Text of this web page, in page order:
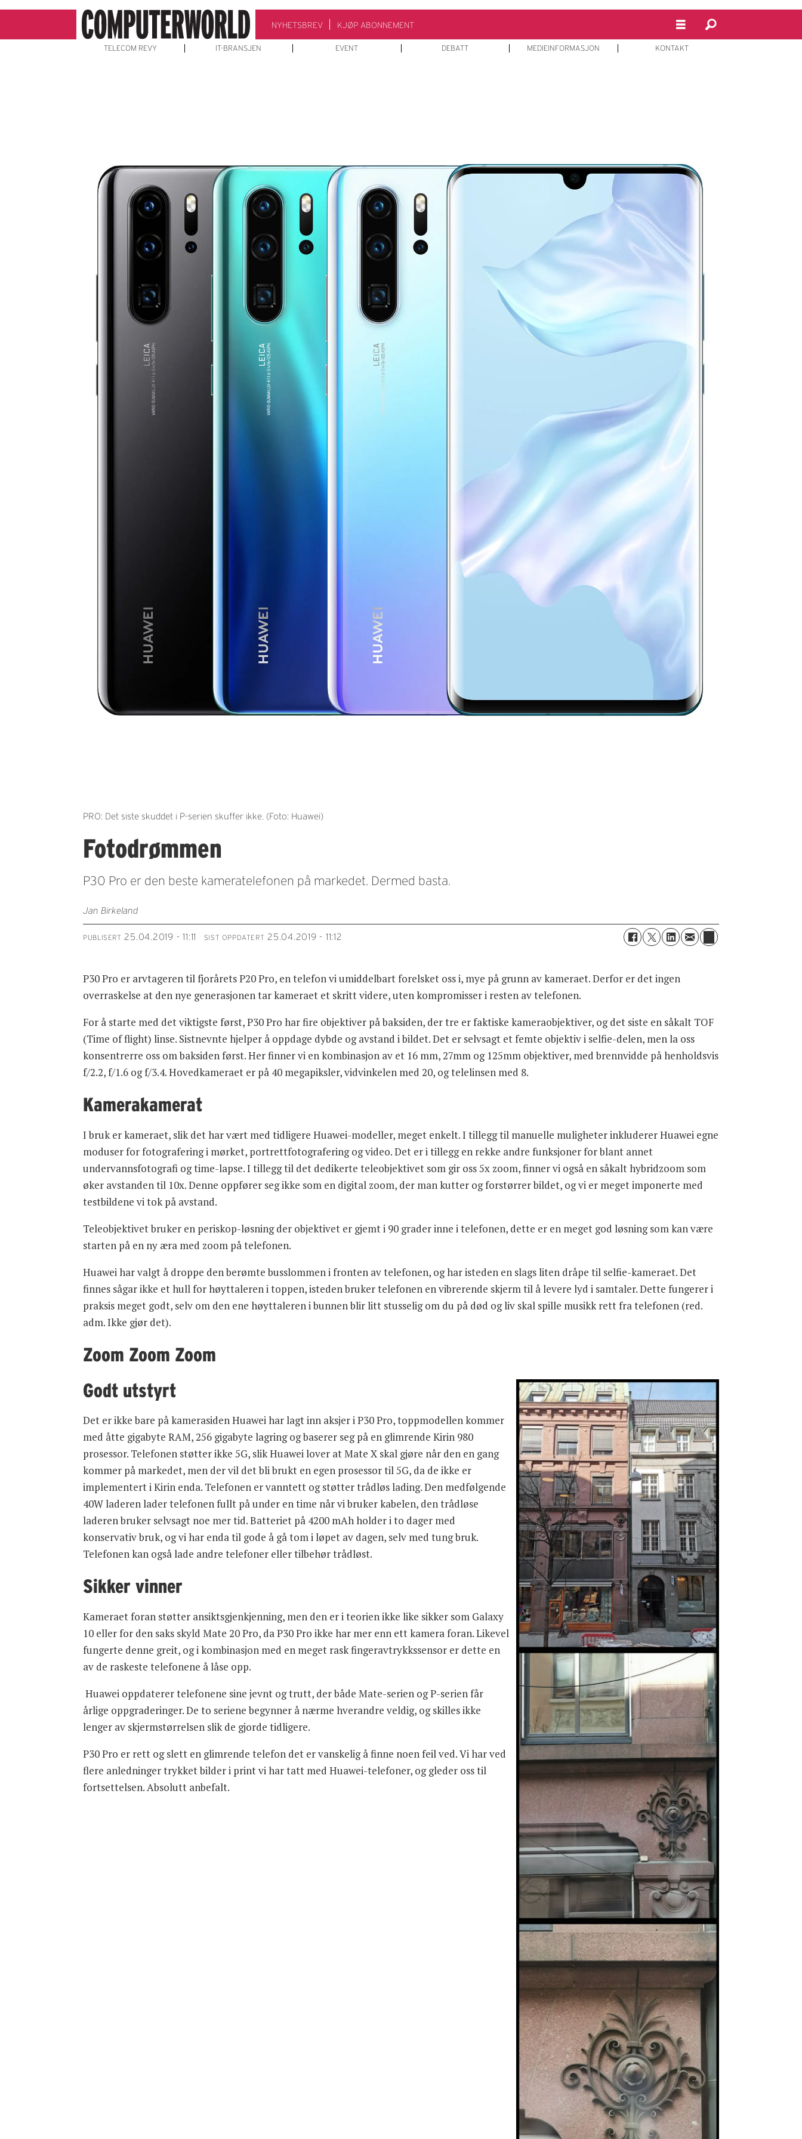
NYHETSBREV KJØP ABONNEMENT
TELECOM REVY IT-BRANSJEN EVENT DEBATT MEDIEINFORMASJON KONTAKT
PRO: Det siste skuddet i P-serien skuffer ikke. (Foto: Huawei)
Fotodrømmen
P30 Pro er den beste kameratelefonen på markedet. Dermed basta.
Jan Birkeland
PUBLISERT 25.04.2019 - 11:11 SIST OPPDATERT 25.04.2019 - 11:12
P30 Pro er arvtageren til fjorårets P20 Pro, en telefon vi umiddelbart forelsket oss i, mye på grunn av kameraet. Derfor er det ingen
overraskelse at den nye generasjonen tar kameraet et skritt videre, uten kompromisser i resten av telefonen.
For å starte med det viktigste først, P30 Pro har fire objektiver på baksiden, der tre er faktiske kameraobjektiver, og det siste en såkalt TOF
(Time of flight) linse. Sistnevnte hjelper å oppdage dybde og avstand i bildet. Det er selvsagt et femte objektiv i selfie-delen, men la oss
konsentrerre oss om baksiden først. Her finner vi en kombinasjon av et 16 mm, 27mm og 125mm objektiver, med brennvidde på henholdsvis
f/2.2, f/1.6 og f/3.4. Hovedkameraet er på 40 megapiksler, vidvinkelen med 20, og telelinsen med 8.
Kamerakamerat
I bruk er kameraet, slik det har vært med tidligere Huawei-modeller, meget enkelt. I tillegg til manuelle muligheter inkluderer Huawei egne
moduser for fotografering i mørket, portrettfotografering og video. Det er i tillegg en rekke andre funksjoner for blant annet
undervannsfotografi og time-lapse. I tillegg til det dedikerte teleobjektivet som gir oss 5x zoom, finner vi også en såkalt hybridzoom som
øker avstanden til 10x. Denne oppfører seg ikke som en digital zoom, der man kutter og forstørrer bildet, og vi er meget imponerte med
testbildene vi tok på avstand.
Teleobjektivet bruker en periskop-løsning der objektivet er gjemt i 90 grader inne i telefonen, dette er en meget god løsning som kan være
starten på en ny æra med zoom på telefonen.
Huawei har valgt å droppe den berømte busslommen i fronten av telefonen, og har isteden en slags liten dråpe til selfie-kameraet. Det
finnes sågar ikke et hull for høyttaleren i toppen, isteden bruker telefonen en vibrerende skjerm til å levere lyd i samtaler. Dette fungerer i
praksis meget godt, selv om den ene høyttaleren i bunnen blir litt stusselig om du på død og liv skal spille musikk rett fra telefonen (red.
adm. Ikke gjør det).
Zoom Zoom Zoom
Godt utstyrt
Det er ikke bare på kamerasiden Huawei har lagt inn aksjer i P30 Pro, toppmodellen kommer
med åtte gigabyte RAM, 256 gigabyte lagring og baserer seg på en glimrende Kirin 980
prosessor. Telefonen støtter ikke 5G, slik Huawei lover at Mate X skal gjøre når den en gang
kommer på markedet, men der vil det bli brukt en egen prosessor til 5G, da de ikke er
implementert i Kirin enda. Telefonen er vanntett og støtter trådløs lading. Den medfølgende
40W laderen lader telefonen fullt på under en time når vi bruker kabelen, den trådløse
laderen bruker selvsagt noe mer tid. Batteriet på 4200 mAh holder i to dager med
konservativ bruk, og vi har enda til gode å gå tom i løpet av dagen, selv med tung bruk.
Telefonen kan også lade andre telefoner eller tilbehør trådløst.
Sikker vinner
Kameraet foran støtter ansiktsgjenkjenning, men den er i teorien ikke like sikker som Galaxy
10 eller for den saks skyld Mate 20 Pro, da P30 Pro ikke har mer enn ett kamera foran. Likevel
fungerte denne greit, og i kombinasjon med en meget rask fingeravtrykkssensor er dette en
av de raskeste telefonene å låse opp.
Huawei oppdaterer telefonene sine jevnt og trutt, der både Mate-serien og P-serien får
årlige oppgraderinger. De to seriene begynner å nærme hverandre veldig, og skilles ikke
lenger av skjermstørrelsen slik de gjorde tidligere.
P30 Pro er rett og slett en glimrende telefon det er vanskelig å finne noen feil ved. Vi har ved
flere anledninger trykket bilder i print vi har tatt med Huawei-telefoner, og gleder oss til
fortsettelsen. Absolutt anbefalt.